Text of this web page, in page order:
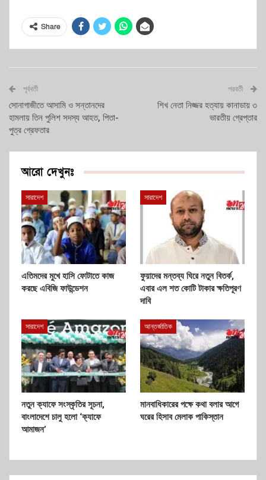
Share
পূর্ববর্তী
সোনাগাজীতে আসামি ও সন্তানদের
হামলায় তিন পুলিশ সদস্য আহত, পিতা-
পুত্র গ্রেফতার
পরবর্তী
শিখ নেতা নিজ্জর হত্যায় কানাডায় ৩
ভারতীয় গ্রেপ্তার
আরো দেখুনঃ
সারাদেশ
এতিমদের মুখে হাসি ফোটাতে কাজ
করছে এবিজি ফাউন্ডেশন
সারাদেশ
ফুয়াদের মন্তব্য ঘিরে নতুন বিতর্ক,
এবার এল শত কোটি টাকার ক্ষতিপূরণ
দাবি
সারাদেশ
নতুন ক্যাফে সংস্কৃতির সূচনা,
বাংলাদেশে চালু হলো ‘ক্যাফে
আমাজন’
আন্তর্জাতিক
মানবাধিকারের পক্ষে কথা বলার আগে
ঘরের হিসাব মেলাক পাকিস্তান